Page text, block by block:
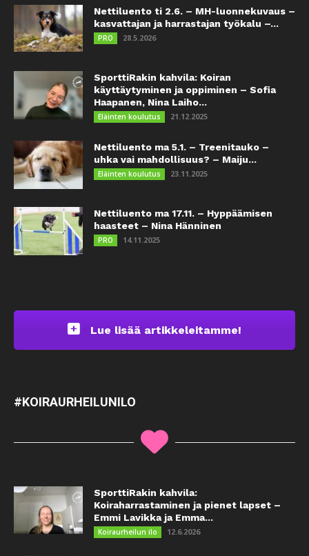
Nettiluento ti 2.6. – MH-luonnekuvaus –
kasvattajan ja harrastajan työkalu –...
PRO 28.5.2026
SporttiRakin kahvila: Koiran
käyttäytyminen ja oppiminen – Sofia
Haapanen, Nina Laiho...
Eläinten koulutus 21.12.2025
Nettiluento ma 5.1. – Treenitauko –
uhka vai mahdollisuus? – Maiju...
Eläinten koulutus 23.11.2025
Nettiluento ma 17.11. – Hyppäämisen
haasteet – Nina Hänninen
PRO 14.11.2025
Lue lisää artikkeleitamme!
#KOIRAURHEILUNILO
SporttiRakin kahvila:
Koiraharrastaminen ja pienet lapset –
Emmi Lavikka ja Emma...
Koiraurheilun ilo 12.6.2026